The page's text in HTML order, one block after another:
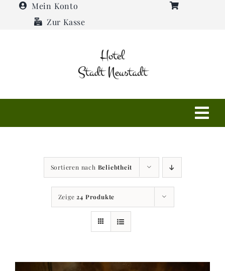
Mein Konto
Zur Kasse
Restaurant
Sortieren nach Beliebtheit
Zeige 24 Produkte